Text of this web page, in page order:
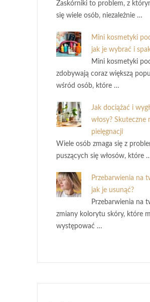
Zaskórniki to problem, z
się wiele osób, niezależnie …
Mini kosmetyki
jak je wybrać i
Mini kosmetyki
zdobywają coraz większą
wśród osób, które …
Jak dociążać i
włosy? Skuteczne
pielęgnacji
Wiele osób zmaga się z
puszących się włosów, które
Przebarwienia na
jak je usunąć?
Przebarwienia na
zmiany kolorytu skóry, które
występować …